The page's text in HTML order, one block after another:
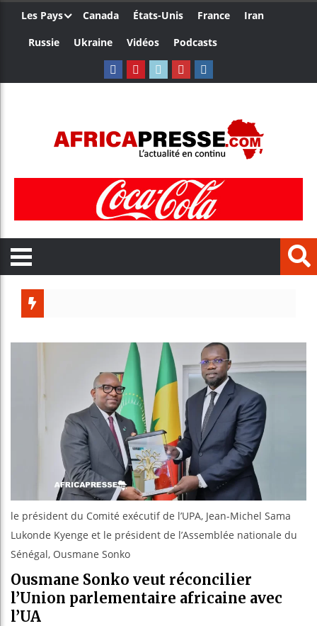
Les Pays Canada États-Unis France
Iran
Russie
Ukraine Vidéos Podcasts
Guinée :
Réforme
Bénin :
le président du Comité exécutif de l’UPA, Jean-Michel Sama
Lukonde Kyenge et le président de l’Assemblée nationale du
Sénégal, Ousmane Sonko
Ousmane Sonko veut réconcilier
l’Union parlementaire africaine avec
l’UA